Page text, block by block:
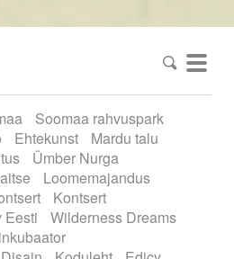
Soomaa rahvuspark
Ehtekunst
Mardu talu
Ümber Nurga
Loomemajandus
Kontsert
Eesti
Wilderness Dreams
inkubaator